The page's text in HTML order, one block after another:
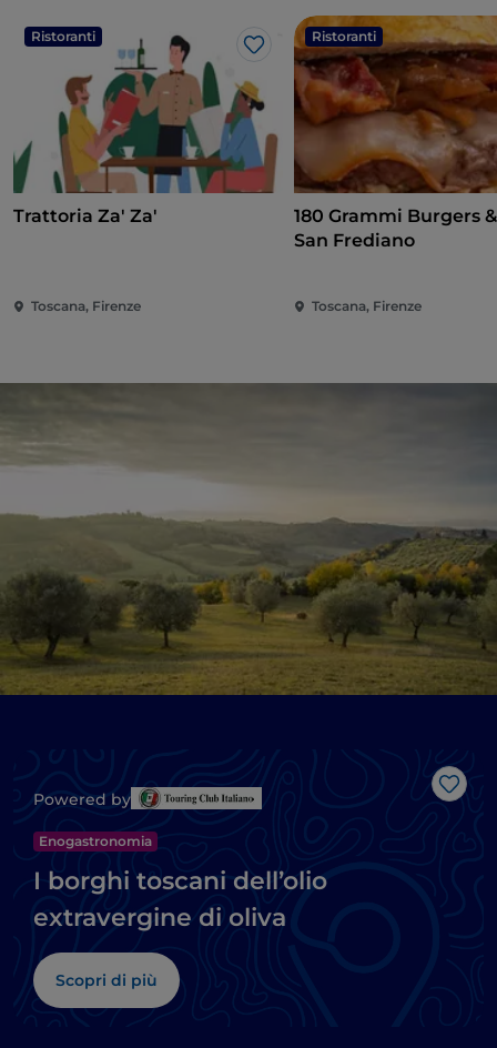
Ristoranti
Like
Trattoria Za' Za'
Toscana, Firenze
Ristoranti
180 Grammi Burgers
San Frediano
Toscana, Firenze
Like
Powered by
Enogastronomia
I borghi toscani dell’olio
extravergine di oliva
Scopri di più